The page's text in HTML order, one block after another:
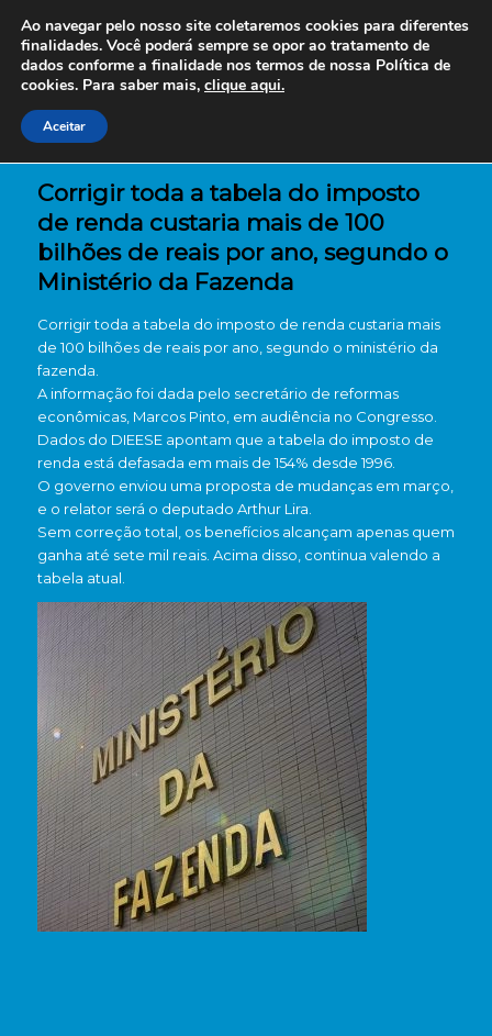
Corrigir toda a tabela do imposto
de renda custaria mais de 100
bilhões de reais por ano, segundo o
Ministério da Fazenda
Corrigir toda a tabela do imposto de renda custaria mais
de 100 bilhões de reais por ano, segundo o ministério da
fazenda.
A informação foi dada pelo secretário de reformas
econômicas, Marcos Pinto, em audiência no Congresso.
Dados do DIEESE apontam que a tabela do imposto de
renda está defasada em mais de 154% desde 1996.
O governo enviou uma proposta de mudanças em março,
e o relator será o deputado Arthur Lira.
Sem correção total, os benefícios alcançam apenas quem
ganha até sete mil reais. Acima disso, continua valendo a
tabela atual.
Ao navegar pelo nosso site coletaremos cookies para diferentes
finalidades. Você poderá sempre se opor ao tratamento de
dados conforme a finalidade nos termos de nossa Política de
cookies. Para saber mais, clique aqui.
Aceitar